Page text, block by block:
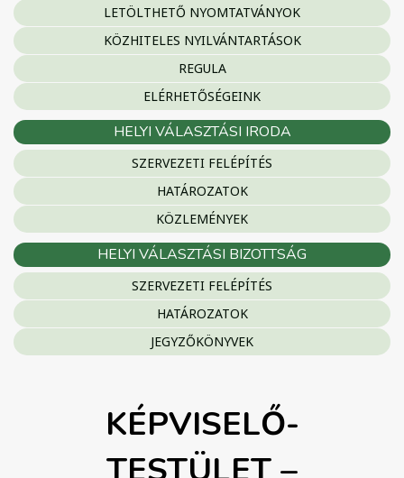
LETÖLTHETŐ NYOMTATVÁNYOK
KÖZHITELES NYILVÁNTARTÁSOK
REGULA
ELÉRHETŐSÉGEINK
HELYI VÁLASZTÁSI IRODA
SZERVEZETI FELÉPÍTÉS
HATÁROZATOK
KÖZLEMÉNYEK
HELYI VÁLASZTÁSI BIZOTTSÁG
SZERVEZETI FELÉPÍTÉS
HATÁROZATOK
JEGYZŐKÖNYVEK
KÉPVISELŐ-